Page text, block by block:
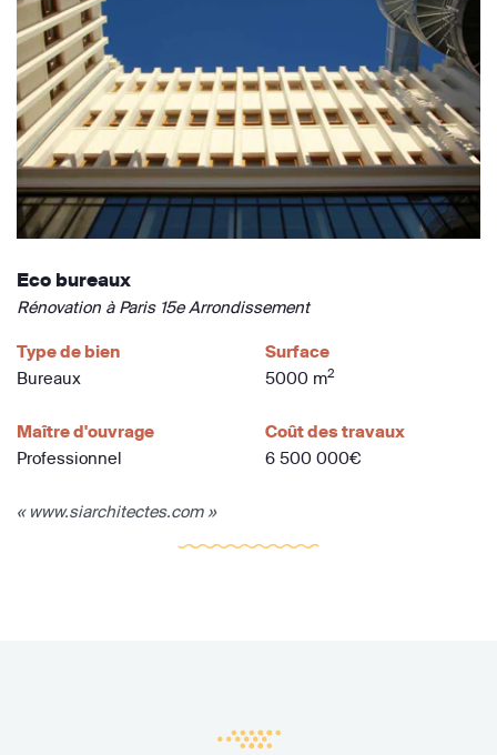
Eco bureaux
Rénovation à Paris 15e Arrondissement
Type de bien
Bureaux
Surface
5000 m2
Maître d'ouvrage
Professionnel
Coût des travaux
6 500 000€
« www.siarchitectes.com »